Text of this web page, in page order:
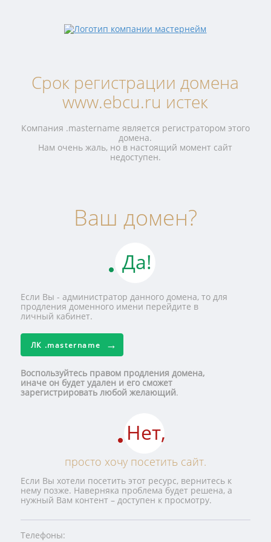
Срок регистрации домена
www.ebcu.ru истек
Компания .mastername является регистратором этого
домена.
Нам очень жаль, но в настоящий момент сайт
недоступен.
Ваш домен?
Да!
Если Вы - администратор данного домена, то для
продления доменного имени перейдите в
личный кабинет.
ЛК .mastername
Воспользуйтесь правом продления домена,
иначе он будет удален и его сможет
зарегистрировать любой желающий.
Нет,
просто хочу посетить сайт.
Если Вы хотели посетить этот ресурс, вернитесь к
нему позже. Наверняка проблема будет решена, а
нужный Вам контент – доступен к просмотру.
Телефоны: